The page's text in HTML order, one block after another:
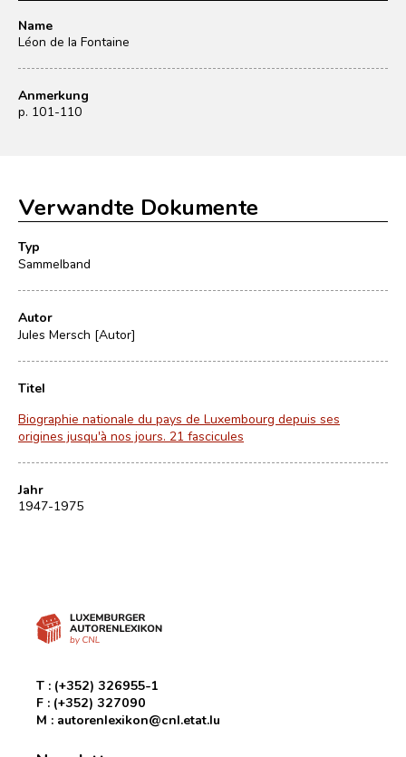
Name
Léon de la Fontaine
Anmerkung
p. 101-110
Verwandte Dokumente
Typ
Sammelband
Autor
Jules Mersch [Autor]
Titel
Biographie nationale du pays de Luxembourg depuis ses
origines jusqu'à nos jours. 21 fascicules
Jahr
1947-1975
T : (+352) 326955-1
F : (+352) 327090
M : autorenlexikon@cnl.etat.lu